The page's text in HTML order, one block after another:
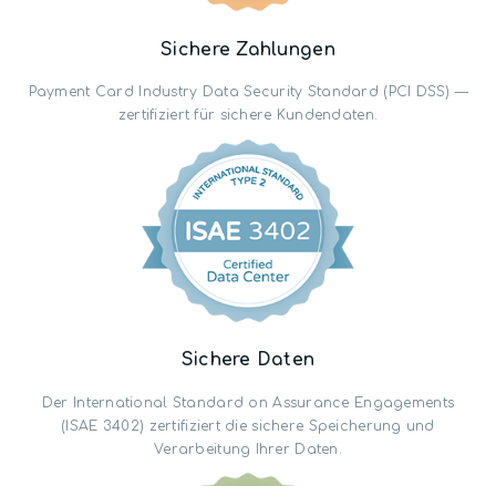
Sichere Zahlungen
Payment Card Industry Data Security Standard (PCI DSS) —
zertifiziert für sichere Kundendaten.
Sichere Daten
Der International Standard on Assurance Engagements
(ISAE 3402) zertifiziert die sichere Speicherung und
Verarbeitung Ihrer Daten.